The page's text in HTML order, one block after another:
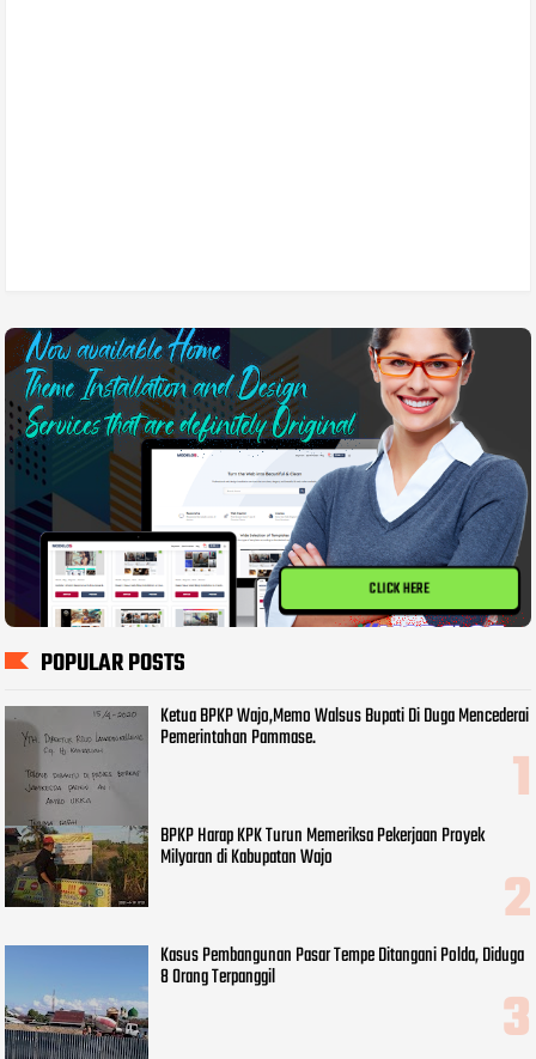
CLICK HERE
POPULAR POSTS
Ketua BPKP Wajo,Memo Walsus Bupati Di Duga Mencederai
Pemerintahan Pammase.
BPKP Harap KPK Turun Memeriksa Pekerjaan Proyek
Milyaran di Kabupatan Wajo
Kasus Pembangunan Pasar Tempe Ditangani Polda, Diduga
8 Orang Terpanggil